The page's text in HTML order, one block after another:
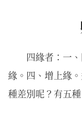
四緣者：一
緣。四、增上緣
種差別呢？有五種